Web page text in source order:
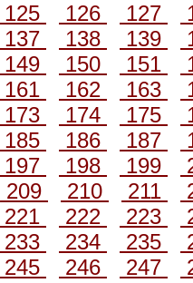
125
126 127
137
138 139
149
150 151
161
162 163
173
174 175
185
186 187
197
198 199
209
210 211
221
222 223
233
234 235
245
246 247